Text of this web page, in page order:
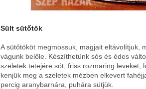
Sült sütőtök
A sütőtököt megmossuk, magjait eltávolítjuk,
vágunk belőle. Készíthetünk sós és édes
szeletek tetejére sót, friss rozmaring leveket,
kenjük meg a szeletek mézben elkevert
percig aranybarnára, puhára sütjük.